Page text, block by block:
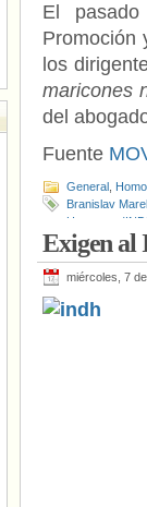
El
Promoción
los
maricones
del
Fuente
General
Branislav
Humanos
Exigen al
miércoles, 7